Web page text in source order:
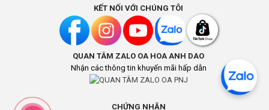
Liên hệ: (028).7303.9118
Địa điểm kinh doanh: Lầu 1, số 242-244 Hai Bà Trưng,
Phường Tân Định, Thành phố Hồ Chí Minh, Việt Nam
Địa chỉ trụ sở chính: Số B13 Đường N1, Tổ 4B, KP.Bình
Chính sách vận chuyển, giao nhận
Chính sách đổi trả và hoàn tiền
Chính sách bảo mật
Khách hàng thân thiết
Hướng dẫn thanh toán qua VNPAY
KẾT NỐI VỚI CHÚNG TÔI
QUAN TÂM ZALO OA HOA ANH DAO
Nhận các thông tin khuyến mãi hấp dẫn
CHỨNG NHẬN